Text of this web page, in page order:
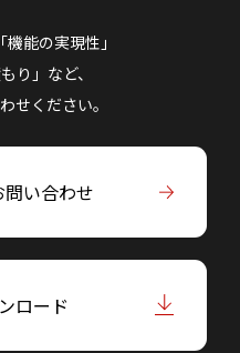
機能の実現性」
り」など、
せください。
い合わせ
ロード